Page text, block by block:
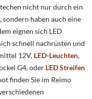
nicht nur durch ein
haben auch eine
eignen sich LED
schnell nachrüsten und
12V, LED-Leuchten,
G4, oder LED Streifen
finden Sie im Reimo